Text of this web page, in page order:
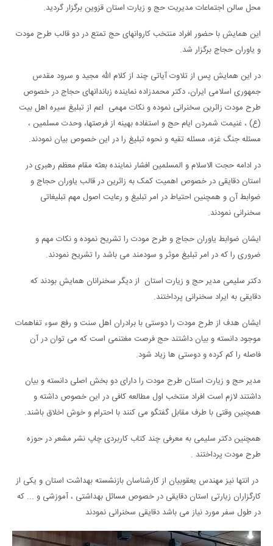
محل سالن اجتماعات مدیریت حج و زیارت استان قزوین برگزار گردید.
این همایش با حضور افراد منتخب کاروانهای حج تمتع در دو قالب طرح مودت
و یاوران حجاج برگزار شد.
در این همایش پس از تلاوت آیاتی چند از کلام الله مجید و سرود مقدس
جمهوری اسلامی ایران، دکتر محمدزاده نماینده زباندانهای حجاج در خصوص
طرح مودت زائرین سخنرانی نموده و نکات مهمی اعم از تبلیغ سیره اهل بیت
(ع) ، غنیمت شمردن ایام حج و استفاده بهینه از فرصتها، وحدت مسلمین ،
مسئله جنگ غزه، مسئله تقیه و نحوه تبلیغ را در این خصوص بیان نمودند.
در ادامه حجت الاسلام و المسلمین افشار نماینده بعثه مقام معظم رهبری در
استان دقایقی در خصوص اهمیت کمک به زائرین در قالب یاوران حجاج و
ضوابط آن و همچنین احتیاط در امر تبلیغ و رعایت اصول مهم تبلیغاتی
سخنرانی نمودند.
ایشان ضوابط یاوران حجاج و طرح مودت را تشریح نموده و نکات مهم و
ضروری را که در امر تبلیغ موثر و سودمند می باشد را تشریح نمودند.
دکتر سلیمی مدیر حج و زیارت استان از دیگر سخنرانان همایش بودند که
دقایقی به ایراد سخنرانی پرداختند.
ایشان هدف از طرح مودت را دوستی با برادران اهل سنت و رفع سوء تفاهمات
موجود دانسته و بیان داشتند حج فرصت مغتنمی است که می توان در آن
فاصله را کم کرده و دوستی ها زیاد شود.
مدیر حج و زیارت استان طرح مودت را دارای دو بخش اصلی دانسته و بیان
داشتند لازم است افراد منتخب اول مطالعه کافی در این خصوص داشته و
همچنین وقتی با طرف مقابل گفتگو می کنند با احترام و خوش اخلاق باشند.
همچنین دکتر سلیمی به معرفی چند کتاب کاربردی چاپ نشر مشعر در حوزه
طرح مودت پرداختند .
در انتها نیز مهندس یعقوبیان از کارشناسان بازنشسته بهداشت استان و یکی از
کارگزاران زیارتی استان دقایقی در خصوص مسائل بهداشتی ، آموزشی و ... که
در طول سفر مورد نیاز می باشد دقایقی سخنرانی نمودند